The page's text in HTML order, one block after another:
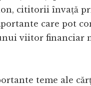
cititorii învață
care pot
viitor financiar
teme ale